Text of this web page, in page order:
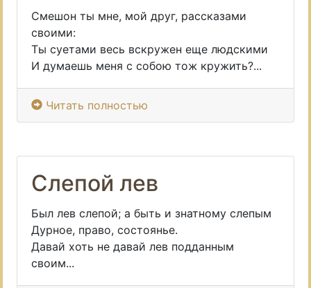
Смешон ты мне, мой друг, рассказами
своими:
Ты суетами весь вскружен еще людскими
И думаешь меня с собою тож кружить?...
Читать полностью
Слепой лев
Был лев слепой; а быть и знатному слепым
Дурное, право, состоянье.
Давай хоть не давай лев подданным
своим...